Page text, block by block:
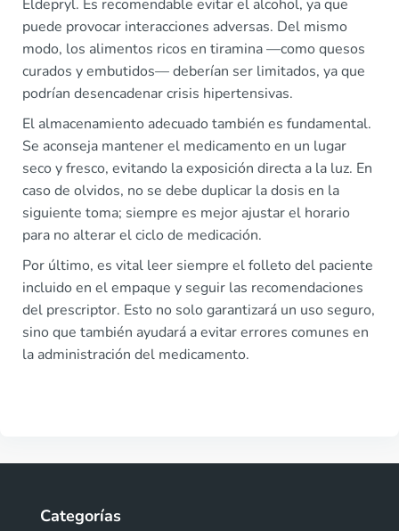
Eldepryl. Es recomendable evitar el alcohol, ya que
puede provocar interacciones adversas. Del mismo
modo, los alimentos ricos en tiramina —como quesos
curados y embutidos— deberían ser limitados, ya que
podrían desencadenar crisis hipertensivas.
El almacenamiento adecuado también es fundamental.
Se aconseja mantener el medicamento en un lugar
seco y fresco, evitando la exposición directa a la luz. En
caso de olvidos, no se debe duplicar la dosis en la
siguiente toma; siempre es mejor ajustar el horario
para no alterar el ciclo de medicación.
Por último, es vital leer siempre el folleto del paciente
incluido en el empaque y seguir las recomendaciones
del prescriptor. Esto no solo garantizará un uso seguro,
sino que también ayudará a evitar errores comunes en
la administración del medicamento.
Categorías